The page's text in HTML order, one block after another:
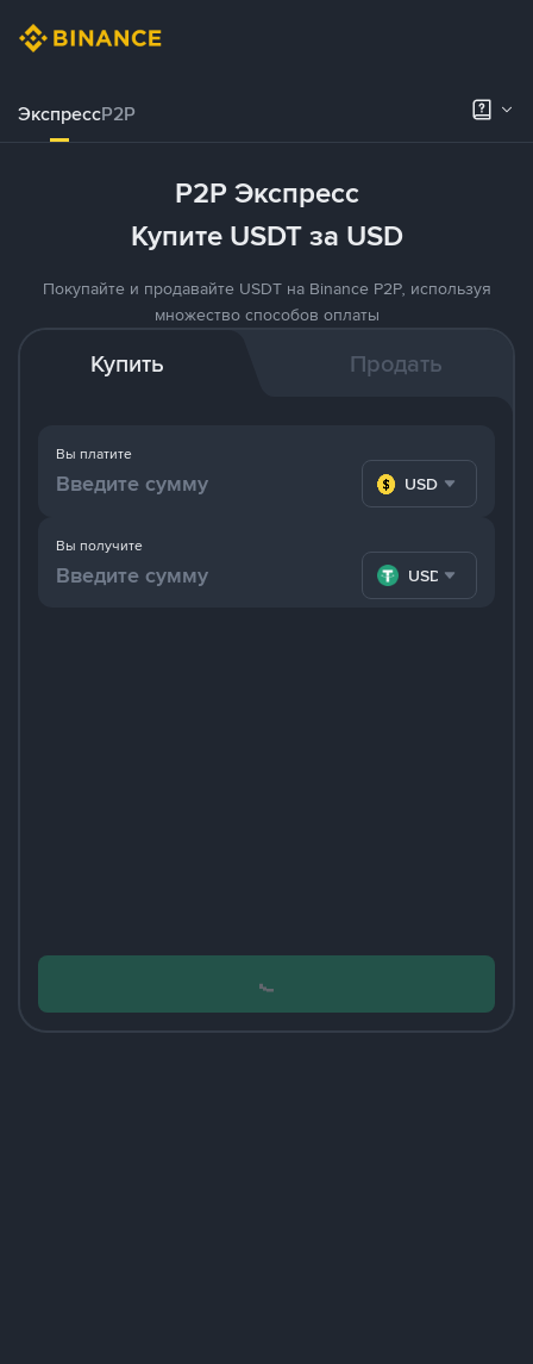
ЭкспрессP2P
P2P Экспресс
Купите USDT за USD
Покупайте и продавайте USDT на Binance P2P, используя
множество способов оплаты
Купить Продать
Вы платите
USD
Вы получите
USDT